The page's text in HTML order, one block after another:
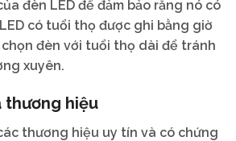
đèn LED để đảm bảo rằng nó có
có tuổi thọ được ghi bằng giờ
đèn với tuổi thọ dài để tránh
xuyên.
thương hiệu
thương hiệu uy tín và có chứng